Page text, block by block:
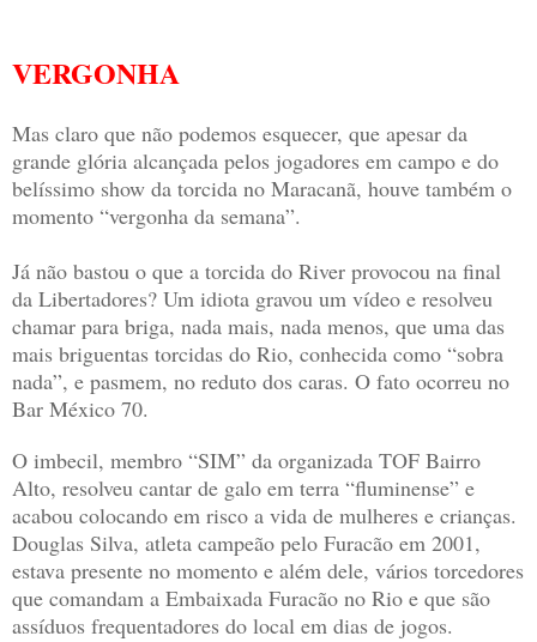
VERGONHA
Mas claro que não podemos esquecer, que apesar da
grande glória alcançada pelos jogadores em campo e do
belíssimo show da torcida no Maracanã, houve também o
momento “vergonha da semana”.
Já não bastou o que a torcida do River provocou na final
da Libertadores? Um idiota gravou um vídeo e resolveu
chamar para briga, nada mais, nada menos, que uma das
mais briguentas torcidas do Rio, conhecida como “sobra
nada”, e pasmem, no reduto dos caras. O fato ocorreu no
Bar México 70.
O imbecil, membro “SIM” da organizada TOF Bairro
Alto, resolveu cantar de galo em terra “fluminense” e
acabou colocando em risco a vida de mulheres e crianças.
Douglas Silva, atleta campeão pelo Furacão em 2001,
estava presente no momento e além dele, vários torcedores
que comandam a Embaixada Furacão no Rio e que são
assíduos frequentadores do local em dias de jogos.